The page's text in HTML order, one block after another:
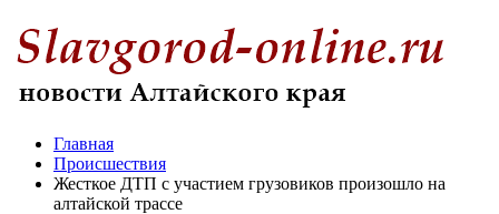
Главная
Происшествия
Жесткое ДТП с участием грузовиков произошло на
алтайской трассе